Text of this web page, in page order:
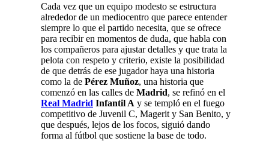
Cada vez que un equipo modesto se estructura
alrededor de un mediocentro que parece entender
siempre lo que el partido necesita, que se ofrece
para recibir en momentos de duda, que habla con
los compañeros para ajustar detalles y que trata la
pelota con respeto y criterio, existe la posibilidad
de que detrás de ese jugador haya una historia
como la de Pérez Muñoz, una historia que
comenzó en las calles de Madrid, se refinó en el
Real Madrid Infantil A y se templó en el fuego
competitivo de Juvenil C, Magerit y San Benito, y
que después, lejos de los focos, siguió dando
forma al fútbol que sostiene la base de todo.